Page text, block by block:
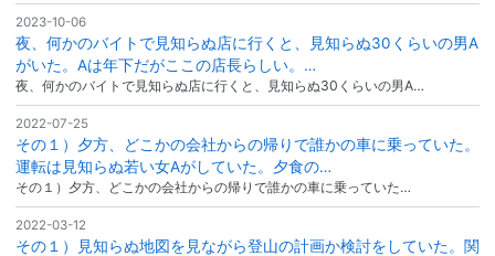
2023-10-06
夜、何かのバイトで見知らぬ店に行くと、見知らぬ30くらいの男A
がいた。Aは年下だがここの店長らしい。…
夜、何かのバイトで見知らぬ店に行くと、見知らぬ30くらいの男A…
2022-07-25
その１）夕方、どこかの会社からの帰りで誰かの車に乗っていた。
運転は見知らぬ若い女Aがしていた。夕食の…
その１）夕方、どこかの会社からの帰りで誰かの車に乗っていた…
2022-03-12
その１）見知らぬ地図を見ながら登山の計画か検討をしていた。関